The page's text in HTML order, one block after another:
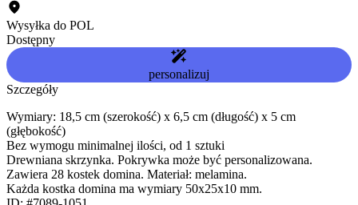
Wysyłka do POL
Dostępny
personalizuj
Szczegóły
Wymiary: 18,5 cm (szerokość) x 6,5 cm (długość) x 5 cm
(głębokość)
Bez wymogu minimalnej ilości, od 1 sztuki
Drewniana skrzynka. Pokrywka może być personalizowana.
Zawiera 28 kostek domina. Materiał: melamina.
Każda kostka domina ma wymiary 50x25x10 mm.